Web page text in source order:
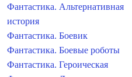
Фантастика. Альтернативная
история
Фантастика. Боевик
Фантастика. Боевые роботы
Фантастика. Героическая